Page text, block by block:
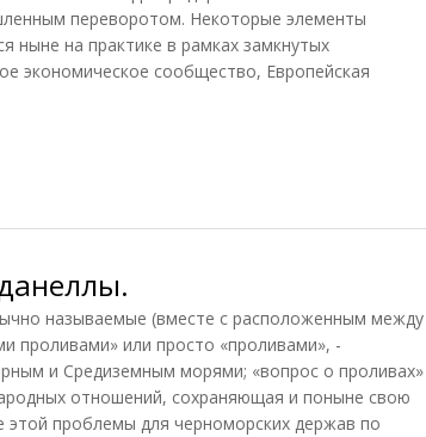
переворотом. Некоторые элементы
ныне на практике в рамках замкнутых
экономическое сообщество, Европейская
называемые (вместе с расположенным между
или просто «проливами», -
и Средиземным морями; «вопрос о проливах»
отношений, сохраняющая и поныне свою
этой проблемы для черноморских держав по